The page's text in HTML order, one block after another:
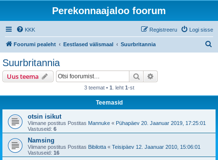
Perekonnaajaloo foorum
KKK Logi sisse
Registreeru
Foorumi pealeht Eestlased välismaal Suurbritannia
Suurbritannia
Uus teema Otsi
3 teemat • 1 . leht 1-st
Teemasid
otsin isikut
Viimane postitus Postitas Mannuke « Pühapäev 20. Jaanuar 2019, 17:25:01
Vastuseid: 6
Namsing
Viimane postitus Postitas Bibilotta « Teisipäev 12. Jaanuar 2010, 15:06:01
Vastuseid: 16